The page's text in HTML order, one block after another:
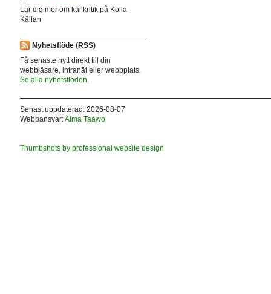
Lär dig mer om källkritik på Kolla
Källan
Nyhetsflöde (RSS)
Få senaste nytt direkt till din
webbläsare, intranät eller webbplats.
Se alla nyhetsflöden.
Senast uppdaterad: 2026-08-07
Webbansvar:Alma Taawo
Thumbshots by professional website design